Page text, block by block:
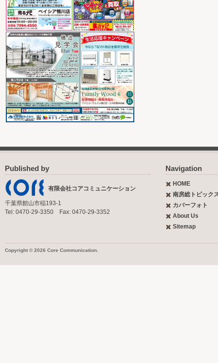
Published by
有限会社コアコミュニケーション
千葉県館山市稲193-1
Tel: 0470-29-3350 Fax: 0470-29-3352
Navigation
HOME
南房総トピック
カバーフォト
About Us
Sitemap
Copyright © 2026 Core Communication.